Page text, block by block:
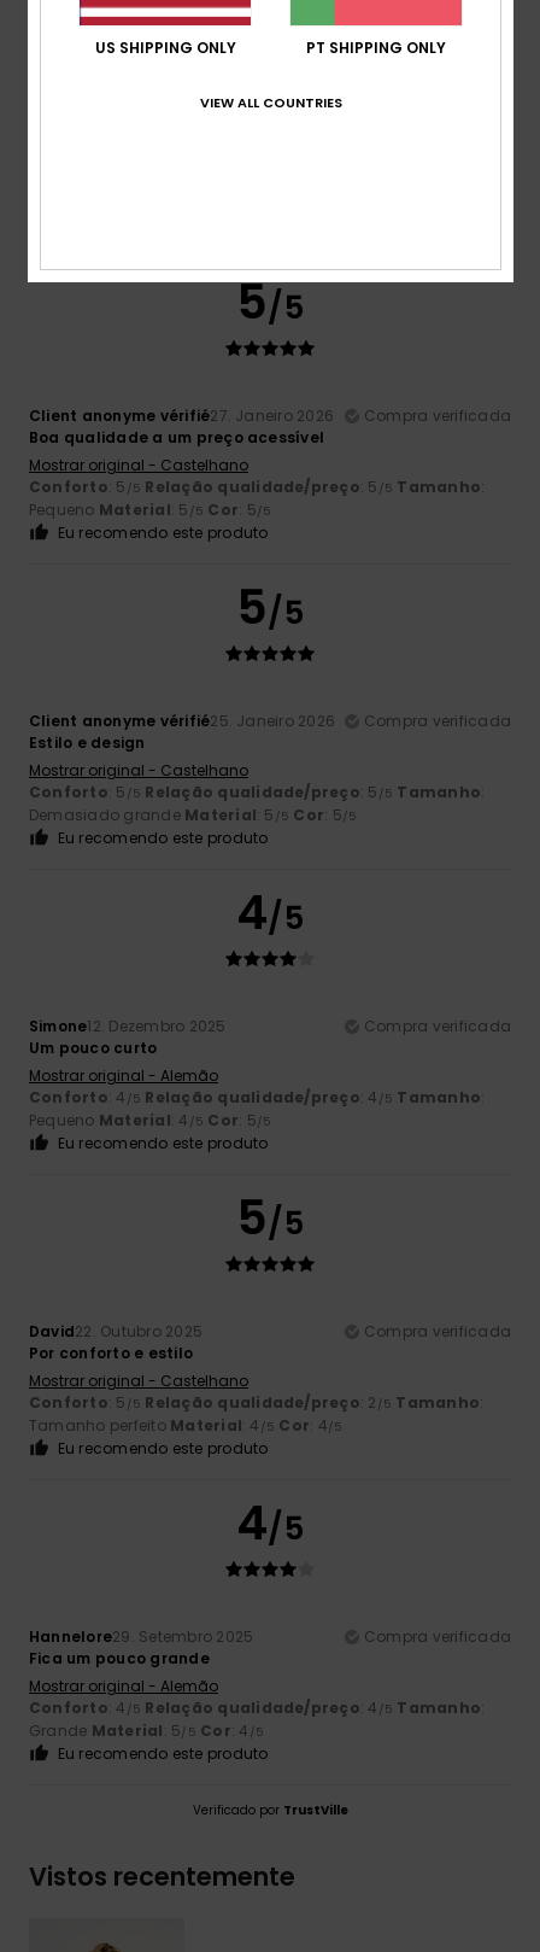
Belo corte, tamanho perfeito e boa relação
5/5
Client anonyme vérifié27. Janeiro 2026
Compra verificada
Boa qualidade a um preço acessível
Mostrar original - Castelhano
Conforto: 5 /5 Relação qualidade/preço: 5 /5 Tamanho:
Pequeno Material: 5 /5 Cor: 5/5
Eu recomendo este produto
5/5
Client anonyme vérifié25. Janeiro 2026
Compra verificada
Estilo e design
Mostrar original - Castelhano
Conforto: 5 /5 Relação qualidade/preço: 5 /5 Tamanho:
Demasiado grande Material: 5 /5 Cor: 5/5
Eu recomendo este produto
4/5
Simone12. Dezembro 2025
Compra verificada
Um pouco curto
Mostrar original - Alemão
Conforto: 4 /5 Relação qualidade/preço: 4 /5 Tamanho:
Pequeno Material: 4 /5 Cor: 5/5
Eu recomendo este produto
5/5
David22. Outubro 2025
Compra verificada
Por conforto e estilo
Mostrar original - Castelhano
Conforto: 5 /5 Relação qualidade/preço: 2 /5 Tamanho:
Tamanho perfeito Material: 4 /5 Cor: 4/5
Eu recomendo este produto
4/5
Hannelore29. Setembro 2025
Compra verificada
Fica um pouco grande
Mostrar original - Alemão
Conforto: 4 /5 Relação qualidade/preço: 4 /5 Tamanho:
Grande Material: 5/5 Cor: 4 /5
Eu recomendo este produto
Verificado por TrustVille
Vistos recentemente
US SHIPPING ONLY PT SHIPPING ONLY
VIEW ALL COUNTRIES